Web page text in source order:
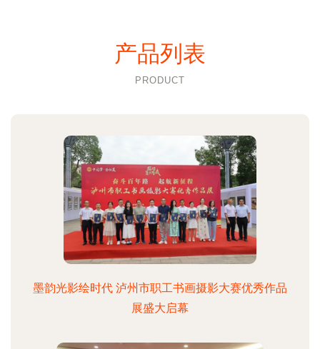
产品列表
PRODUCT
墨韵光影绘时代 泸州市职工书画摄影大赛优秀作品
展盛大启幕